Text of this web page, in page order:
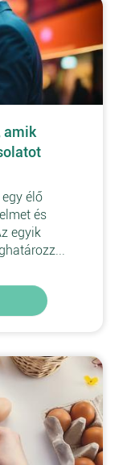
amik
élő
és
egyik